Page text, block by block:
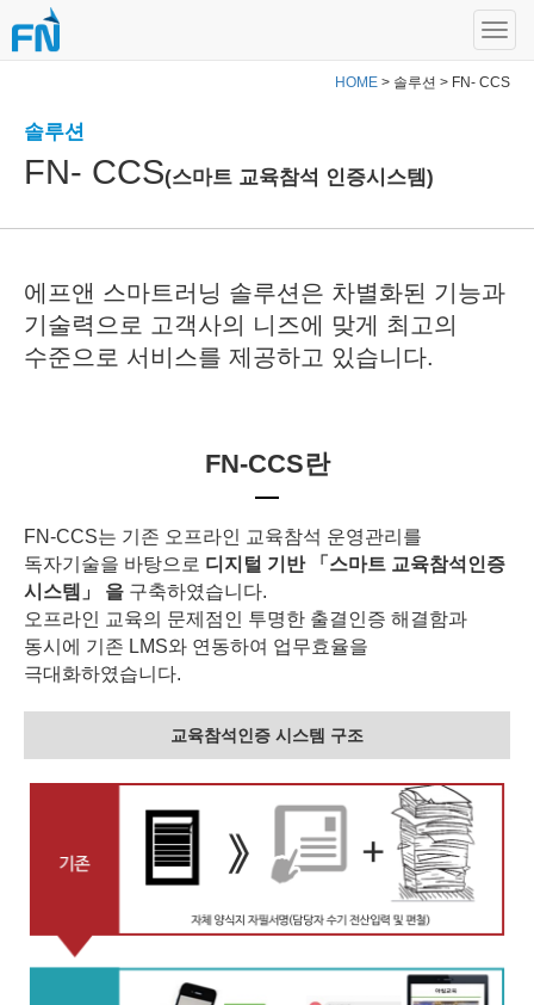
HOME > 솔루션 > FN- CCS
솔루션
FN- CCS(스마트 교육참석 인증시스템)
에프앤 스마트러닝 솔루션은 차별화된 기능과
기술력으로 고객사의 니즈에 맞게 최고의
수준으로 서비스를 제공하고 있습니다.
FN-CCS란
FN-CCS는 기존 오프라인 교육참석 운영관리를
독자기술을 바탕으로 디지털 기반 「스마트 교육참석인증
시스템」 을 구축하였습니다.
오프라인 교육의 문제점인 투명한 출결인증 해결함과
동시에 기존 LMS와 연동하여 업무효율을
극대화하였습니다.
교육참석인증 시스템 구조